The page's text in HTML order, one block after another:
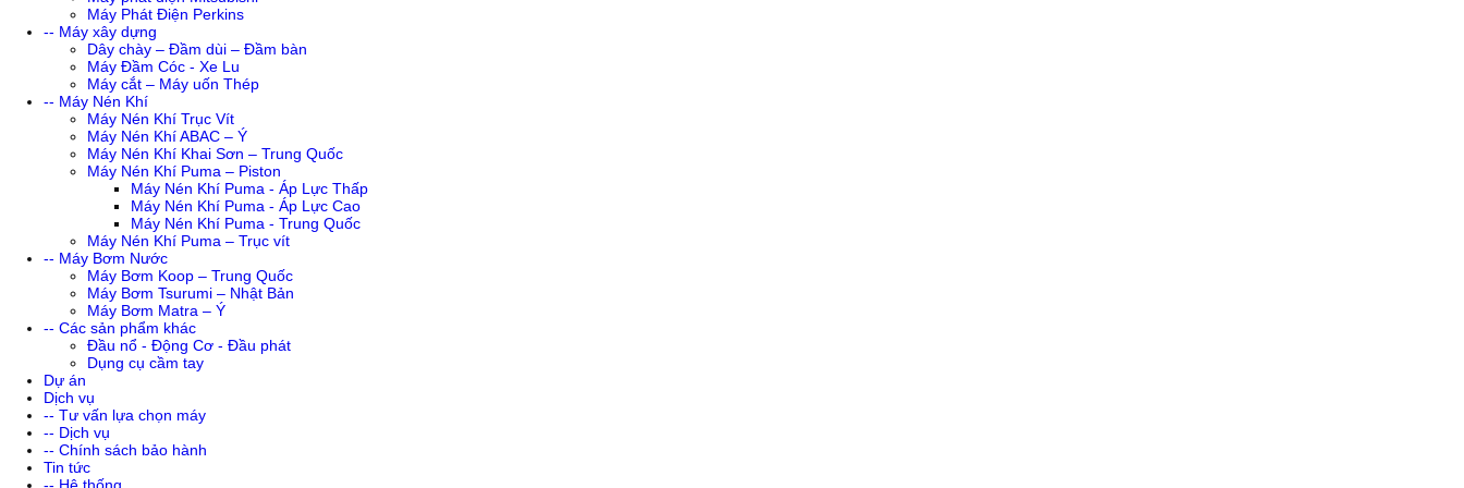
Máy Phát Điện Perkins
-- Máy xây dựng
Dây chày – Đầm dùi – Đầm bàn
Máy Đầm Cóc - Xe Lu
Máy cắt – Máy uốn Thép
-- Máy Nén Khí
Máy Nén Khí Trục Vít
Máy Nén Khí ABAC – Ý
Máy Nén Khí Khai Sơn – Trung Quốc
Máy Nén Khí Puma – Piston
Máy Nén Khí Puma - Áp Lực Thấp
Máy Nén Khí Puma - Áp Lực Cao
Máy Nén Khí Puma - Trung Quốc
Máy Nén Khí Puma – Trục vít
-- Máy Bơm Nước
Máy Bơm Koop – Trung Quốc
Máy Bơm Tsurumi – Nhật Bản
Máy Bơm Matra – Ý
-- Các sản phẩm khác
Đầu nổ - Động Cơ - Đầu phát
Dụng cụ cầm tay
Dự án
Dịch vụ
-- Tư vấn lựa chọn máy
-- Dịch vụ
-- Chính sách bảo hành
Tin tức